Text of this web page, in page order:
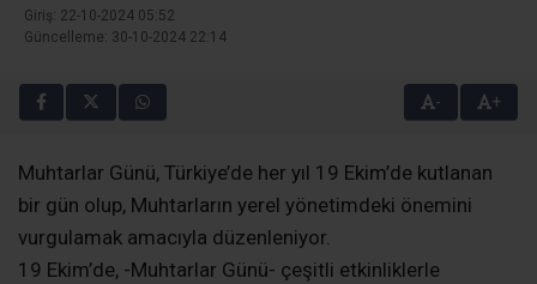
Giriş: 22-10-2024 05:52
Güncelleme: 30-10-2024 22:14
- +
Muhtarlar Günü, Türkiye’de her yıl 19 Ekim’de kutlanan
bir gün olup, Muhtarların yerel yönetimdeki önemini
vurgulamak amacıyla düzenleniyor.
19 Ekim’de, -Muhtarlar Günü- çeşitli etkinliklerle